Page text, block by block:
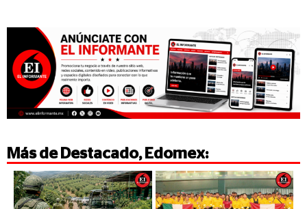
Más de Destacado, Edomex: